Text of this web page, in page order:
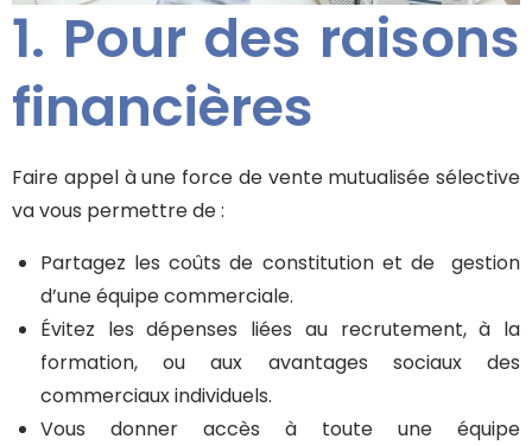
1. Pour des raisons
financières
Faire appel à une force de vente mutualisée sélective
va vous permettre de :
Partagez les coûts de constitution et de gestion
d’une équipe commerciale.
Évitez les dépenses liées au recrutement, à la
formation, ou aux avantages sociaux des
commerciaux individuels.
Vous donner accès à toute une équipe